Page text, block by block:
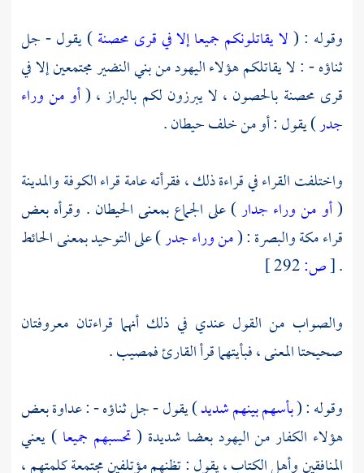
وقوله : (لا يقاتلونكم جميعا إلا في قرى محصنة) يقول - جل
ثناؤه - : لا يقاتلكم هؤلاءاليهودمنبني النضيرمجتمعين إلا في
قرى محصنة بالحصون ، لا يبرزون لكم بالبراز ، (أو من وراء
جدر) يقول : أو من خلف حيطان .
واختلفت القراء في قراءة ذلك ، فقرأته عامةقراء الكوفةوالمدينة
(أو من وراء جدار) على الجماع بمعنى الحيطان . وقرأه بعض
قراء مكةوالبصرة: (من وراء جدر) على التوحيد بمعنى الحائط
.
[ص:
والصواب من القول عندي في ذلك أنهما قراءتان معروفتان
صحيحتا المعنى ، فبأيتهما قرأ القارئ فمصيب .
وقوله : (بأسهم بينهم شديد) يقول - جل ثناؤه - : عداوة بعض
هؤلاء الكفار مناليهودبعضا شديدة (تحسبهم جميعا ) يعني
المنافقين وأهل الكتاب ، يقول : تظنهم مؤتلفين مجتمعة كلمتهم ،